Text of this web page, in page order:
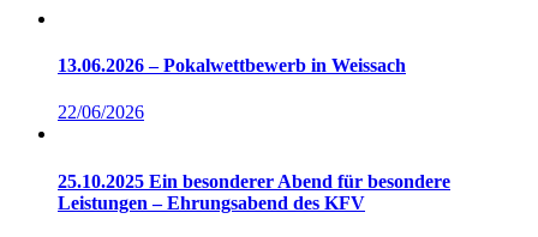
13.06.2026 – Pokalwettbewerb in Weissach
22/06/2026
25.10.2025 Ein besonderer Abend für besondere
Leistungen – Ehrungsabend des KFV